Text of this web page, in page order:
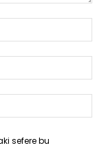
sefere bu